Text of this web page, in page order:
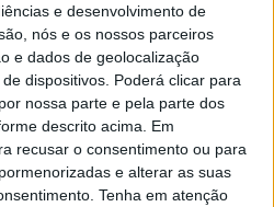
e desenvolvimento de
nós e os nossos parceiros
e dados de geolocalização
dispositivos. Poderá clicar para
nossa parte e pela parte dos
descrito acima. Em
recusar o consentimento ou para
e alterar as suas
Tenha em atenção
judicial num processo
pagamentos que o Tribunal
deslocações em viaturas
em viaturas do município.
porCarla Antunes Borges,